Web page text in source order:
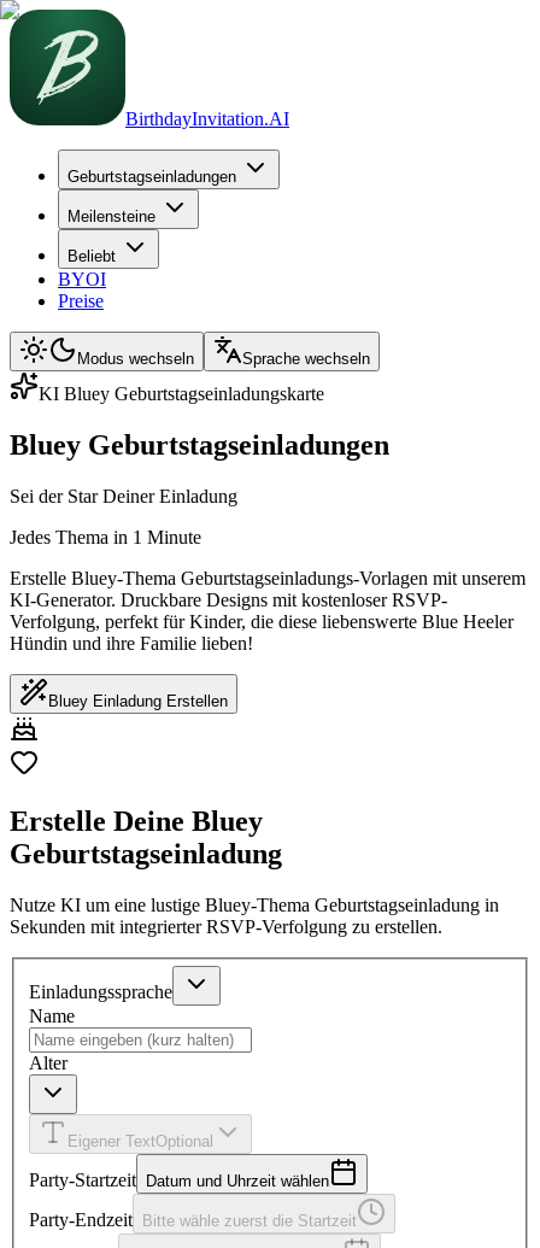
BirthdayInvitation.AI
Geburtstagseinladungen
Meilensteine
Beliebt
BYOI
Preise
Modus wechseln Sprache wechseln
KI Bluey Geburtstagseinladungskarte
Bluey Geburtstagseinladungen
Sei der Star Deiner Einladung
Jedes Thema in 1 Minute
Erstelle Bluey-Thema Geburtstagseinladungs-Vorlagen mit unserem
KI-Generator. Druckbare Designs mit kostenloser RSVP-
Verfolgung, perfekt für Kinder, die diese liebenswerte Blue Heeler
Hündin und ihre Familie lieben!
Bluey Einladung Erstellen
Erstelle Deine Bluey
Geburtstagseinladung
Nutze KI um eine lustige Bluey-Thema Geburtstagseinladung in
Sekunden mit integrierter RSVP-Verfolgung zu erstellen.
Einladungssprache
Name
Alter
Eigener TextOptional
Party-Startzeit Datum und Uhrzeit wählen
Party-Endzeit Bitte wähle zuerst die Startzeit